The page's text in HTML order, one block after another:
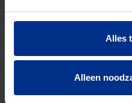
Alles
Alleen
Neem contact op